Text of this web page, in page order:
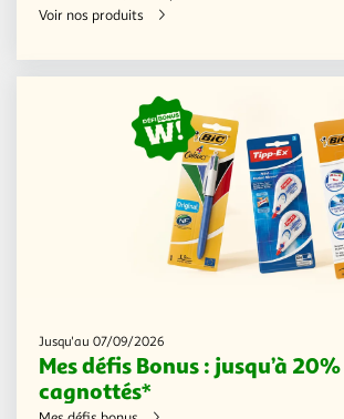
Voir nos produits
Jusqu'au 07/09/2026
Mes défis Bonus : jusqu’à 20%
cagnottés*